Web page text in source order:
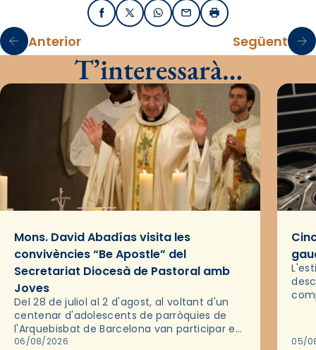
FacebookX / TwitterWhatsApp
EmailImprimir
Anterior Següent
T’interessarà…
Mons. David Abadías visita les
convivències “Be Apostle” del
Secretariat Diocesà de Pastoral amb
Joves
Del 28 de juliol al 2 d'agost, al voltant d'un
centenar d'adolescents de parròquies de
l'Arquebisbat de Barcelona van participar en
les convivències Be Apostle, organitzades
06/08/2026 05/